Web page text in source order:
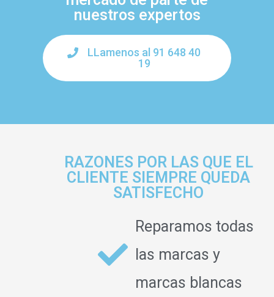
nuestros expertos
LLamenos al 91 648 40
19
RAZONES POR LAS QUE EL
CLIENTE SIEMPRE QUEDA
SATISFECHO
Reparamos todas
las marcas y
marcas blancas